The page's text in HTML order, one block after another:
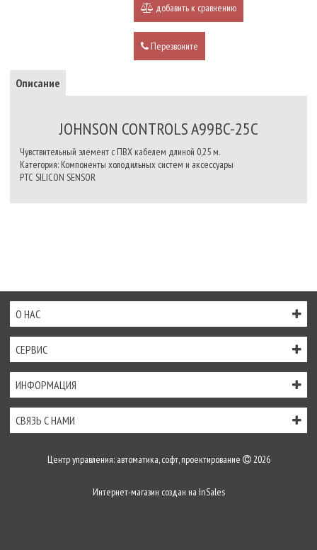
добавить к сравнению
Перезвоните
Описание
JOHNSON CONTROLS A99BC-25C
Чувствительный элемент с ПВХ кабелем длиной 0,25 м.
Категория: Компоненты холодильных систем и аксессуары
PTC SILICON SENSOR
О НАС
СЕРВИС
ИНФОРМАЦИЯ
СВЯЗЬ С НАМИ
Центр управления: автоматика, софт, проектирование 2026
Интернет-магазин создан на InSales